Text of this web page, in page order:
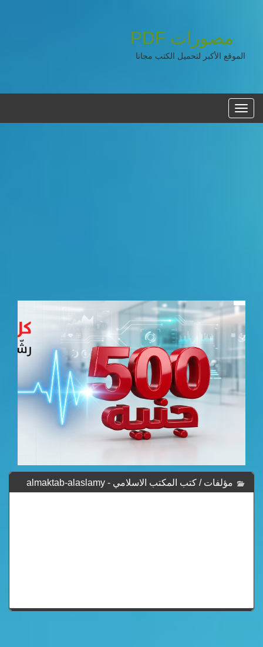
مصورات PDF
الموقع الأكبر لتحميل الكتب مجانا
القائمه
الرئيسية
مؤلفات / كتب المكتب الاسلامي - almaktab-alaslamy